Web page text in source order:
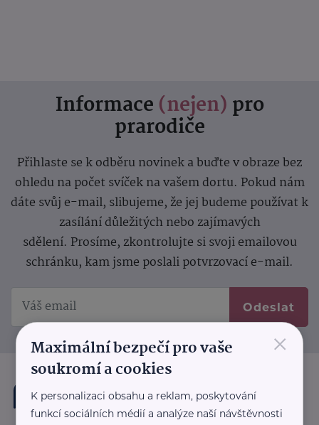
Informace (nejen) pro
prarodiče
Přihlaste se k odběru novinek a buďte v obraze bez
ohledu na počet svíček na vašem dortu. Pokud nám
dáte svůj e-mail, slibujeme, že jej budeme používat k
zasílání důležitých nebo zajímavých
sdělení. Prosíme, zkontrolujte si svoji emailovou
schránku, kam jsme poslali potvrzovací e-mail.
Odeslat
×
Maximální bezpečí pro vaše
soukromí a cookies
K personalizaci obsahu a reklam, poskytování
funkcí sociálních médií a analýze naší návštěvnosti